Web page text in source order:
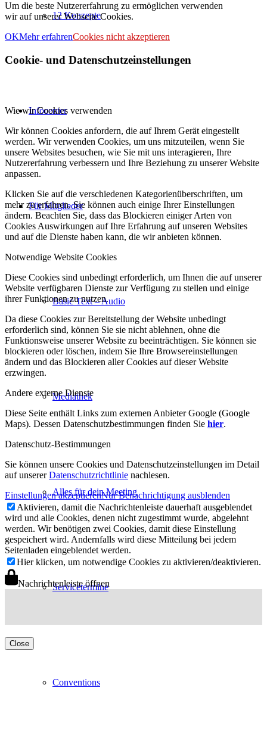
12 Konzepte
Infocenter
Für Mitglieder
Basic Text – Audio
Mediathek
Alles für dein Meeting
Servicetermine
Conventions
Um die beste Nutzererfahrung zu ermöglichen verwenden
wir auf unserer Webseite Cookies.
OKMehr erfahrenCookies nicht akzeptieren
Cookie- und Datenschutzeinstellungen
Wie wir Cookies verwenden
Wir können Cookies anfordern, die auf Ihrem Gerät eingestellt
werden. Wir verwenden Cookies, um uns mitzuteilen, wenn Sie
unsere Websites besuchen, wie Sie mit uns interagieren, Ihre
Nutzererfahrung verbessern und Ihre Beziehung zu unserer Website
anpassen.
Klicken Sie auf die verschiedenen Kategorienüberschriften, um
mehr zu erfahren. Sie können auch einige Ihrer Einstellungen
ändern. Beachten Sie, dass das Blockieren einiger Arten von
Cookies Auswirkungen auf Ihre Erfahrung auf unseren Websites
und auf die Dienste haben kann, die wir anbieten können.
Notwendige Website Cookies
Diese Cookies sind unbedingt erforderlich, um Ihnen die auf unserer
Website verfügbaren Dienste zur Verfügung zu stellen und einige
ihrer Funktionen zu nutzen.
Da diese Cookies zur Bereitstellung der Website unbedingt
erforderlich sind, können Sie sie nicht ablehnen, ohne die
Funktionsweise unserer Website zu beeinträchtigen. Sie können sie
blockieren oder löschen, indem Sie Ihre Browsereinstellungen
ändern und das Blockieren aller Cookies auf dieser Website
erzwingen.
Andere externe Dienste
Diese Seite enthält Links zum externen Anbieter Google (Google
Maps). Dessen Datenschutzbestimmungen finden Sie hier.
Datenschutz-Bestimmungen
Sie können unsere Cookies und Datenschutzeinstellungen im Detail
auf unsererDatenschutzrichtlinie nachlesen.
Einstellungen akzeptierenNur Benachrichtigung ausblenden
Aktivieren, damit die Nachrichtenleiste dauerhaft ausgeblendet
wird und alle Cookies, denen nicht zugestimmt wurde, abgelehnt
werden. Wir benötigen zwei Cookies, damit diese Einstellung
gespeichert wird. Andernfalls wird diese Mitteilung bei jedem
Seitenladen eingeblendet werden.
Hier klicken, um notwendige Cookies zu aktivieren/deaktivieren.
Nachrichtenleiste öffnen
Close